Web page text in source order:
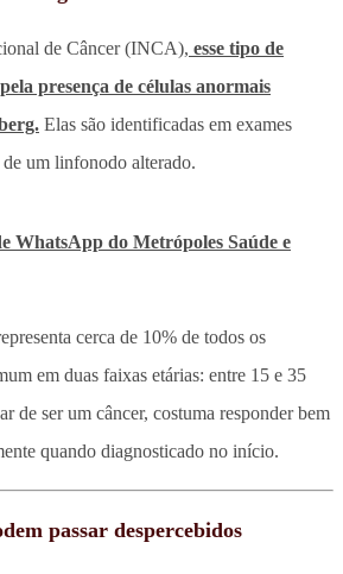
de Câncer (INCA), esse tipo de
presença de células anormais
Elas são identificadas em exames
um linfonodo alterado.
WhatsApp do Metrópoles Saúde e
cerca de 10% de todos os
em duas faixas etárias: entre 15 e 35
de ser um câncer, costuma responder bem
quando diagnosticado no início.
passar despercebidos